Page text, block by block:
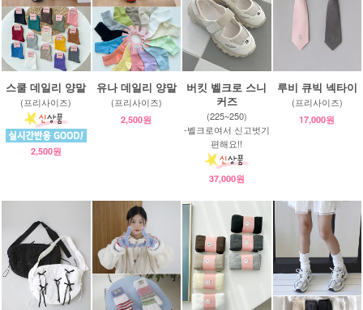
스쿨 데일리 양말
(프리사이즈)
2,500원
유나 데일리 양말
(프리사이즈)
2,500원
버킷 벨크로 스니
커즈
(225~250)
-벨크로여서 신고벗기
편해요!!
37,000원
루비 큐빅 넥타이
(프리사이즈)
17,000원